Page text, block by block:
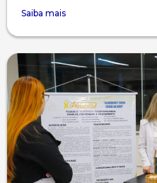
Saiba mais